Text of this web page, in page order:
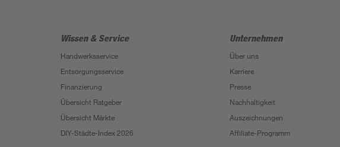
Wissen & Service
Handwerksservice
Entsorgungsservice
Finanzierung
Übersicht Ratgeber
Übersicht Märkte
DIY-Städte-Index 2026
Unternehmen
Über uns
Karriere
Presse
Nachhaltigkeit
Auszeichnungen
Affiliate-Programm